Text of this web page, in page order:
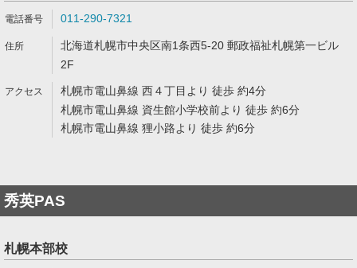
011-290-7321
北海道札幌市中央区南1条西5-20 郵政福祉札幌第一ビル
2F
札幌市電山鼻線 西４丁目より 徒歩 約4分
札幌市電山鼻線 資生館小学校前より 徒歩 約6分
札幌市電山鼻線 狸小路より 徒歩 約6分
秀英PAS
札幌本部校